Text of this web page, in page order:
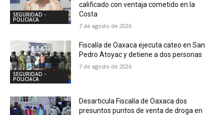
SEGURIDAD -
POLICIACA
calificado con ventaja cometido en la
Costa
7 de agosto de 2026
SEGURIDAD -
POLICIACA
Fiscalía de Oaxaca ejecuta cateo en San
Pedro Atoyac y detiene a dos personas
7 de agosto de 2026
Desarticula Fiscalía de Oaxaca dos
presuntos puntos de venta de droga en